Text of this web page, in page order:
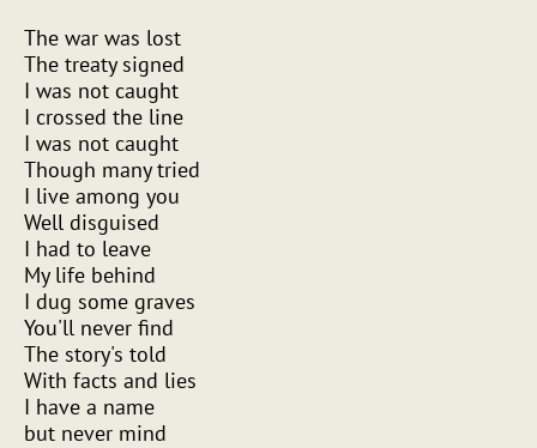
The war was lost
The treaty signed
I was not caught
I crossed the line
I was not caught
Though many tried
I live among you
Well disguised
I had to leave
My life behind
I dug some graves
You'll never find
The story's told
With facts and lies
I have a name
but never mind